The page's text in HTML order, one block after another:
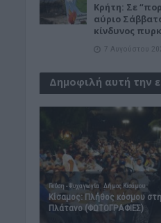
Κρήτη: Σε
αύριο
κίνδυνος
7 Αυγούστου
Δημοφιλή αυτή την